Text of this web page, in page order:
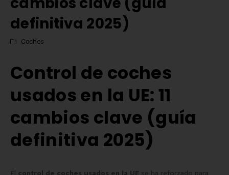
definitiva 2025)
Coches
Control de coches
usados en la UE: 11
cambios clave (guía
definitiva 2025)
El control de coches usados en la UE se ha reforzado para
proveedores vs. Instalar tu
Matrícula Acrílica para
Ciclomotor y Patinete: